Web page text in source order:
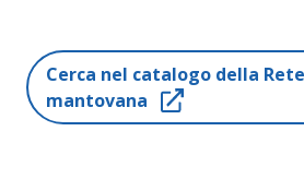
Cerca nel catalogo della
mantovana